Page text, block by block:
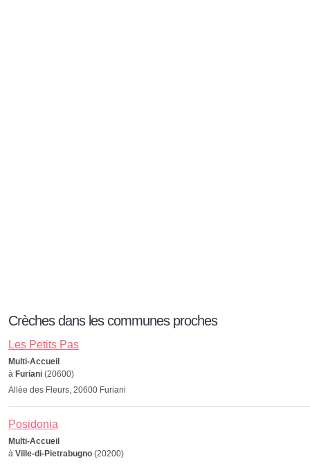
Crèches dans les communes proches
Les Petits Pas
Multi-Accueil
à Furiani (20600)
Allée des Fleurs, 20600 Furiani
Posidonia
Multi-Accueil
à Ville-di-Pietrabugno (20200)